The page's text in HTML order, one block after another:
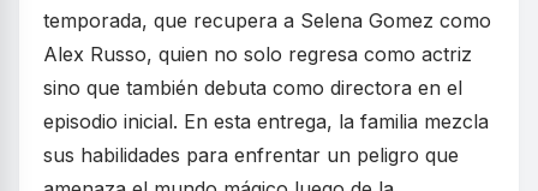
temporada, que recupera a Selena Gomez como
Alex Russo, quien no solo regresa como actriz
sino que también debuta como directora en el
episodio inicial. En esta entrega, la familia mezcla
sus habilidades para enfrentar un peligro que